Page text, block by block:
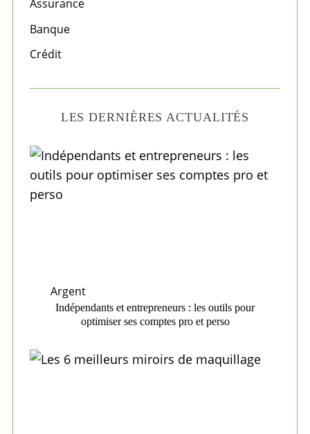
:
Assurance
Banque
Crédit
LES DERNIÈRES ACTUALITÉS
Argent
Indépendants et entrepreneurs : les outils pour
optimiser ses comptes pro et perso